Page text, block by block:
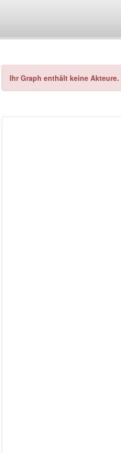
Ihr Graph enthält keine Akteure.